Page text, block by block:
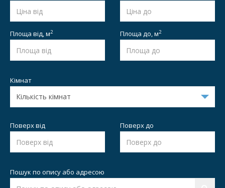
Площа від,м2 Площа до,м2
Кімнат
Поверх від Поверх до
Пошук по опису або адресою